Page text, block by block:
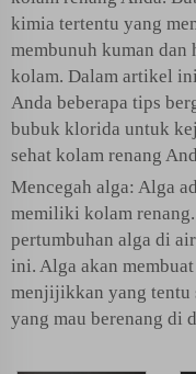
kimia tertentu yang
membunuh kuman
kolam. Dalam artikel
Anda beberapa tips
bubuk klorida untuk
sehat kolam renang
Mencegah alga: Alga
memiliki kolam
pertumbuhan alga di
ini. Alga akan
menjijikkan yang tentu
yang mau berenang di